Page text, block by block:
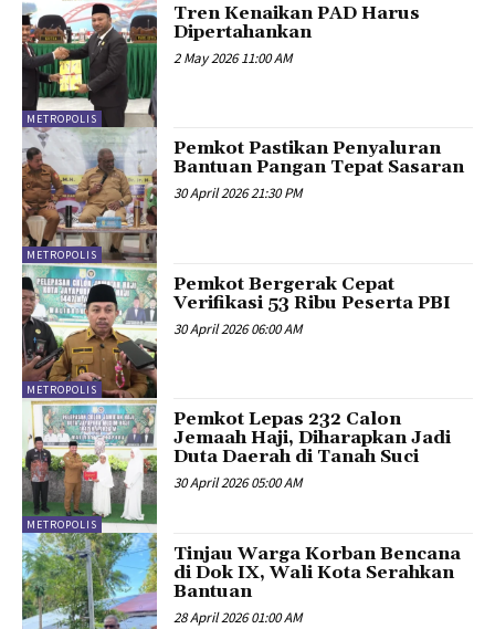
METROPOLIS
Tren Kenaikan PAD Harus
Dipertahankan
2 May 2026 11:00 AM
METROPOLIS
Pemkot Pastikan Penyaluran
Bantuan Pangan Tepat Sasaran
30 April 2026 21:30 PM
METROPOLIS
Pemkot Bergerak Cepat
Verifikasi 53 Ribu Peserta PBI
30 April 2026 06:00 AM
METROPOLIS
Pemkot Lepas 232 Calon
Jemaah Haji, Diharapkan Jadi
Duta Daerah di Tanah Suci
30 April 2026 05:00 AM
Tinjau Warga Korban Bencana
di Dok IX, Wali Kota Serahkan
Bantuan
28 April 2026 01:00 AM